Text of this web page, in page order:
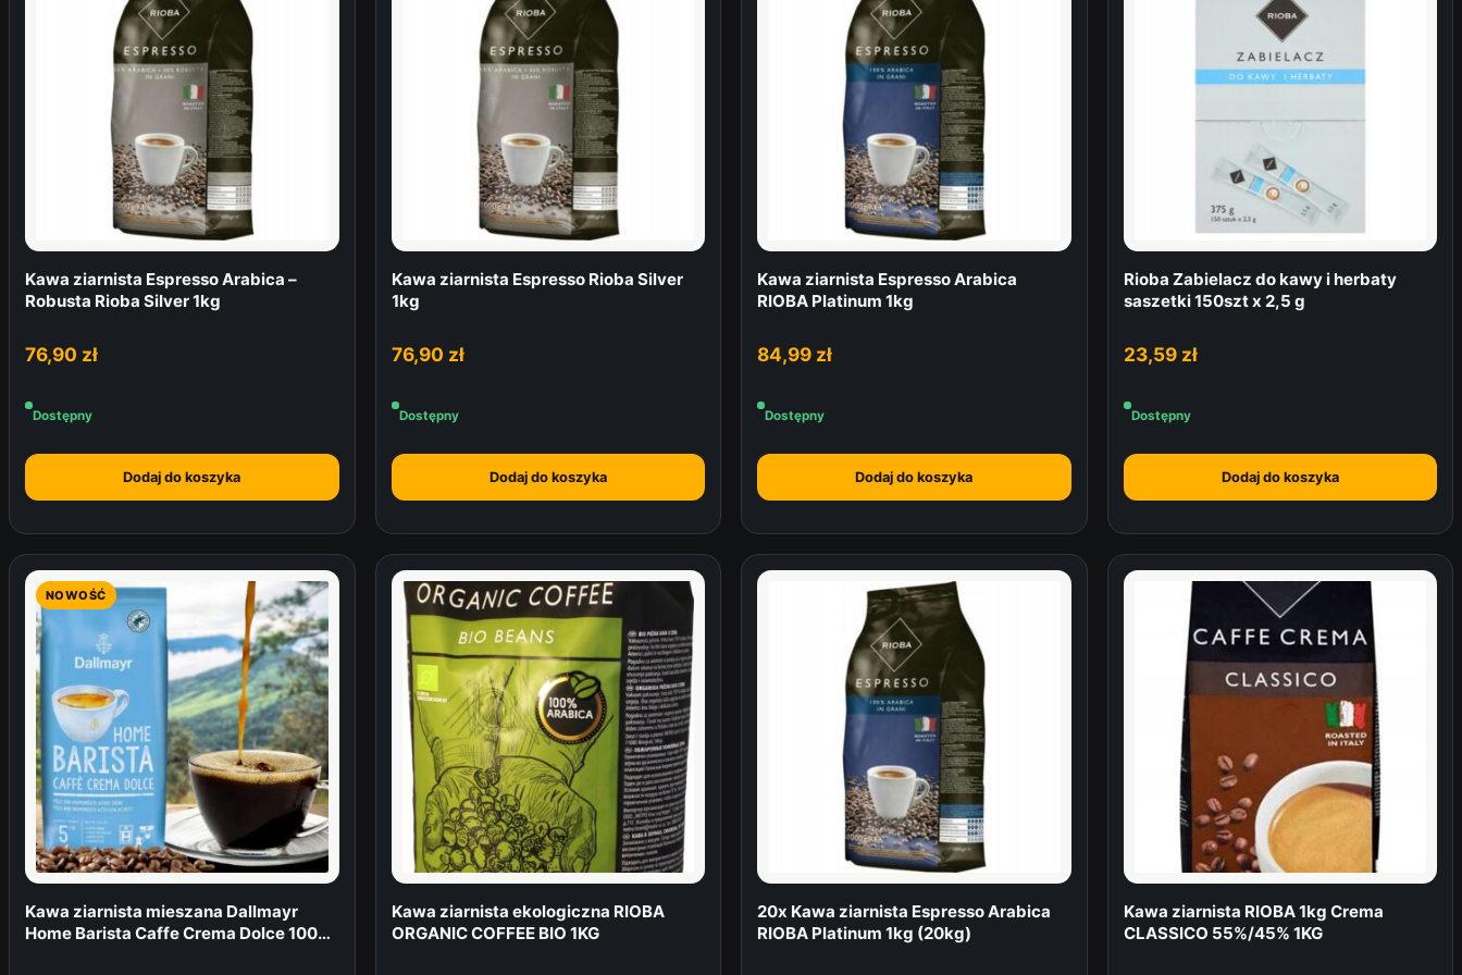
Kawa ziarnista Espresso Arabica –
Robusta Rioba Silver 1kg
76,90 zł
Dostępny
Dodaj do koszyka
Kawa ziarnista Espresso Rioba Silver
1kg
76,90 zł
Dostępny
Dodaj do koszyka
Kawa ziarnista Espresso Arabica
RIOBA Platinum 1kg
84,99 zł
Dostępny
Dodaj do koszyka
Rioba Zabielacz do kawy i herbaty
saszetki 150szt x 2,5 g
23,59 zł
Dostępny
Dodaj do koszyka
NOWOŚĆ
Kawa ziarnista mieszana Dallmayr
Home Barista Caffe Crema Dolce 1000
Kawa ziarnista ekologiczna RIOBA
ORGANIC COFFEE BIO 1KG
20x Kawa ziarnista Espresso Arabica
RIOBA Platinum 1kg (20kg)
Kawa ziarnista RIOBA 1kg Crema
CLASSICO 55%/45% 1KG